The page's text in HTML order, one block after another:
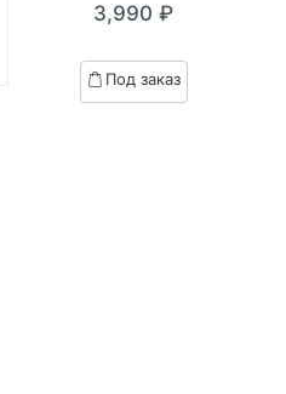
out
based
on
3,990 ₽
Под заказ